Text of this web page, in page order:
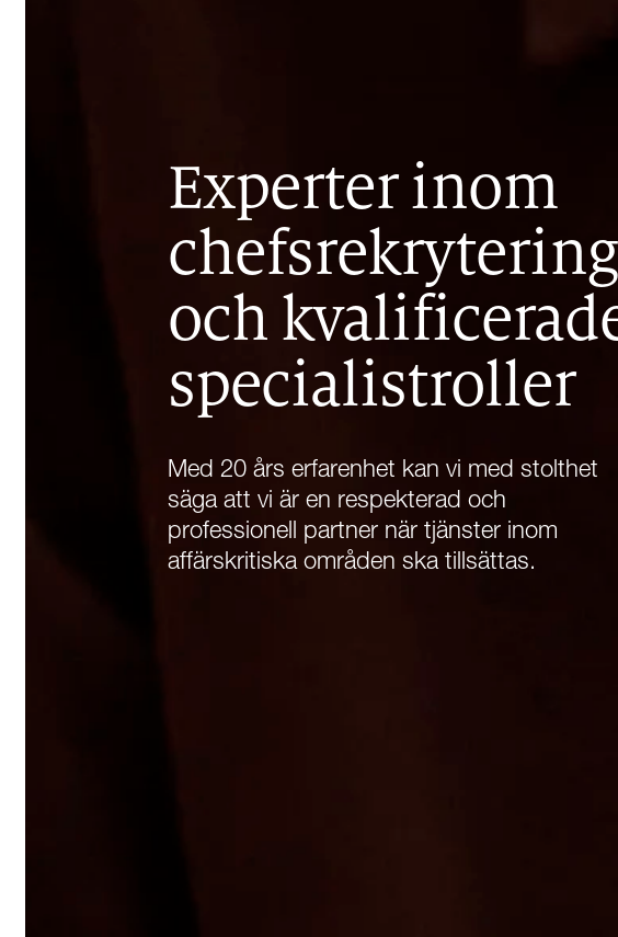
Experter inom
chefsrekrytering
och
specialistroller
Med 20 års erfarenhet kan vi med stolthet
säga att vi är en respekterad och
professionell partner när tjänster inom
affärskritiska områden ska tillsättas.